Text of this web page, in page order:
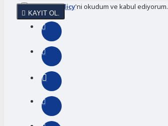
KAYIT OL.
Privacy Policy'ni okudum ve kabul ediyorum.